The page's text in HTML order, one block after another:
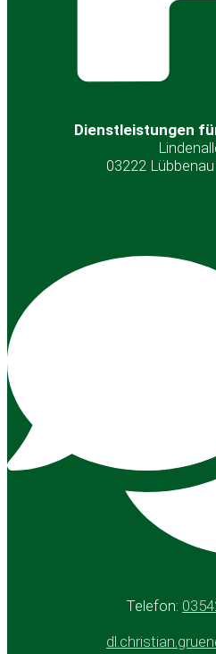
Dienstleistungen
03222
Telefon: